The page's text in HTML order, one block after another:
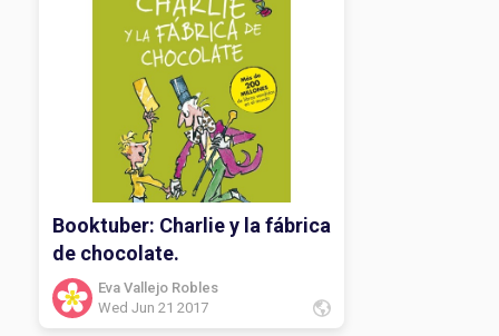
Booktuber: Charlie y la fábrica
de chocolate.
Eva Vallejo Robles
Wed Jun 21 2017